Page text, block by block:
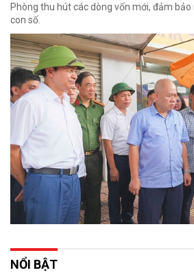
Phòng thu hút các dòng vốn mới, đảm
con số.
NỔI BẬT